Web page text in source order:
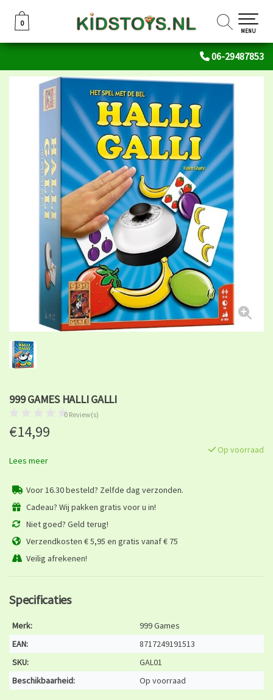
06-29487853
0
0
MENU
999 GAMES HALLI GALLI
0 Review(s)
€14,99
Op voorraad
Lees meer
Voor 16.30 besteld? Zelfde dag verzonden.
Cadeau? Wij pakken gratis voor u in!
Niet goed? Geld terug!
Verzendkosten € 5,95 en gratis vanaf € 75
Veilig afrekenen!
Specificaties
Merk:
999 Games
EAN:
8717249191513
SKU:
GAL01
Beschikbaarheid:
Op voorraad